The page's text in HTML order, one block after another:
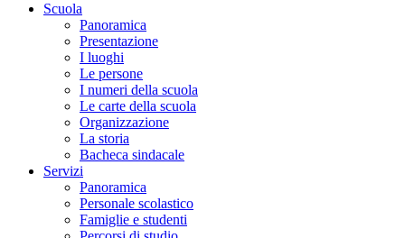
Scuola
Panoramica
Presentazione
I luoghi
Le persone
I numeri della scuola
Le carte della scuola
Organizzazione
La storia
Bacheca sindacale
Servizi
Panoramica
Personale scolastico
Famiglie e studenti